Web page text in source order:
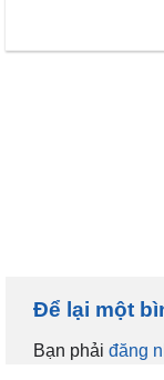
Để lại một
Bạn phải đăng